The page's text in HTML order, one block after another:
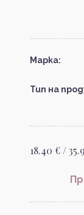
Марка:
Тип на
18.40 € /